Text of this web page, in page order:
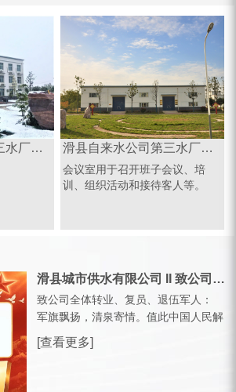
滑县自来水公司第三水厂办公楼 滑县自来水公司第三水厂会议室
会议室用于召开班子会议、培
训、组织活动和接待客人等。
滑县城市供水有限公司 II 致公司全体转业、复员、退伍军人的一封信
致公司全体转业、复员、退伍军人：
军旗飘扬，清泉寄情。值此中国人民解
放军建军99周年之际，滑县城市供水有
限公司，向全体曾身披戎装、现扎根水
[查看更多]